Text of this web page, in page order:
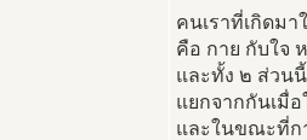
คนเราที่เกิดม
คือ กาย กับใจ
และทั้ง ๒ ส่วน
แยกจากกันเมื่
และในขณะที่ก